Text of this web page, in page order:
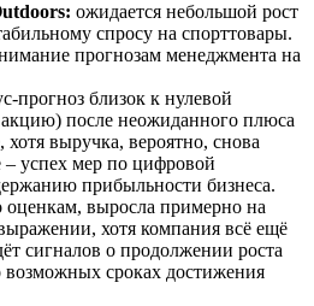
ожидается небольшой рост
спросу на спорттовары.
прогнозам менеджмента на
прогноз близок к нулевой
после неожиданного плюса
выручка, вероятно, снова
– успех мер по цифровой
прибыльности бизнеса.
оценкам, выросла примерно на
хотя компания всё ещё
сигналов о продолжении роста
возможных сроках достижения